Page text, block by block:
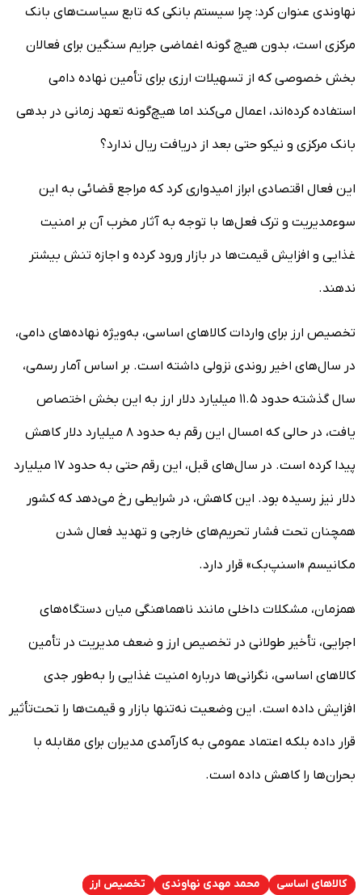
نهاوندی عنوان کرد: چرا سیستم بانکی که تابع سیاست‌های بانک
مرکزی است، بدون هیچ گونه اغماضی جرایم سنگین برای فعالان
بخش خصوصی که از تسهیلات ارزی برای تأمین نهاده دامی
استفاده کرده‌اند، اعمال می‌کند اما هیچ‌گونه تعهد زمانی در بدهی
بانک مرکزی و نیکو حتی بعد از دریافت ریال ندارد؟
این فعال اقتصادی ابراز امیدواری کرد که مراجع قضائی به این
سوءمدیریت و ترک فعل‌ها با توجه به آثار مخرب آن بر امنیت
غذایی و افزایش قیمت‌ها در بازار ورود کرده و اجازه تنش بیشتر
ندهند.
تخصیص ارز برای واردات کالاهای اساسی، به‌ویژه نهاده‌های دامی،
در سال‌های اخیر روندی نزولی داشته است. بر اساس آمار رسمی،
سال گذشته حدود ۱۱.۵ میلیارد دلار ارز به این بخش اختصاص
یافت، در حالی که امسال این رقم به حدود ۸ میلیارد دلار کاهش
پیدا کرده است. در سال‌های قبل، این رقم حتی به حدود ۱۷ میلیارد
دلار نیز رسیده بود. این کاهش، در شرایطی رخ می‌دهد که کشور
همچنان تحت فشار تحریم‌های خارجی و تهدید فعال شدن
مکانیسم «اسنپ‌بک» قرار دارد.
همزمان، مشکلات داخلی مانند ناهماهنگی میان دستگاه‌های
اجرایی، تأخیر طولانی در تخصیص ارز و ضعف مدیریت در تأمین
کالاهای اساسی، نگرانی‌ها درباره امنیت غذایی را به‌طور جدی
افزایش داده است. این وضعیت نه‌تنها بازار و قیمت‌ها را تحت‌تأثیر
قرار داده بلکه اعتماد عمومی به کارآمدی مدیران برای مقابله با
بحران‌ها را کاهش داده است.
کالاهای اساسی محمد مهدی نهاوندی تخصیص ارز